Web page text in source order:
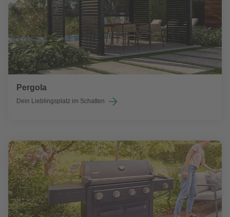
Pergola
Dein Lieblingsplatz im Schatten